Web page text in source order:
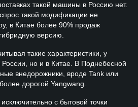
такой машины в Россию нет.
такой модификации не
в Китае более 90% продаж
версию.
такие характеристики, у
России, но и в Китае. В Поднебесной
внедорожники, вроде Tank или
дорогой Yangwang.
с бытовой точки